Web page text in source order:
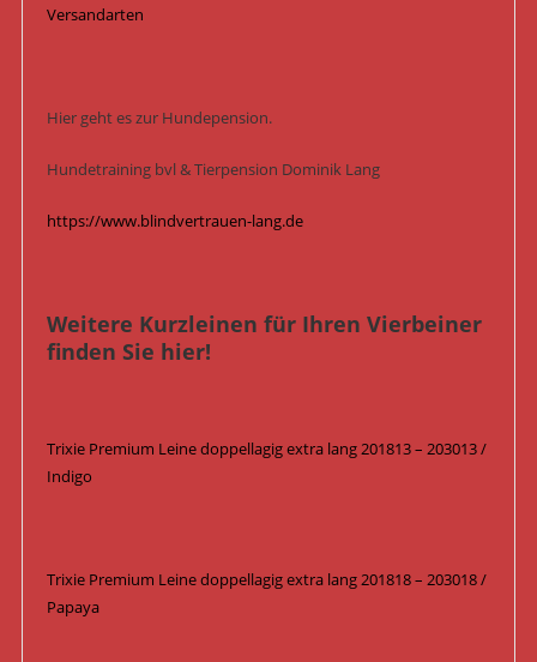
Versandarten
Hier geht es zur Hundepension.
Hundetraining bvl & Tierpension Dominik Lang
https://www.blindvertrauen-lang.de
Weitere Kurzleinen für Ihren Vierbeiner
finden Sie hier!
Trixie Premium Leine doppellagig extra lang 201813 – 203013 /
Indigo
Trixie Premium Leine doppellagig extra lang 201818 – 203018 /
Papaya